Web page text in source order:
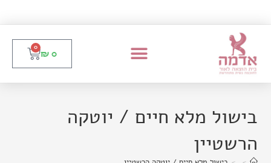
₪ 0
0
בישול מלא חיים / יוטקה
הרשטיין